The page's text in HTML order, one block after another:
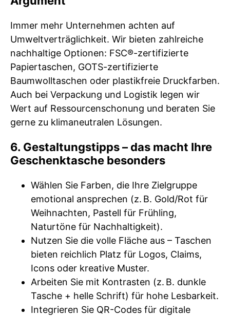
Immer mehr Unternehmen achten auf
Umweltverträglichkeit. Wir bieten zahlreiche
nachhaltige Optionen: FSC®-zertifizierte
Papiertaschen, GOTS-zertifizierte
Baumwolltaschen oder plastikfreie Druckfarben.
Auch bei Verpackung und Logistik legen wir
Wert auf Ressourcenschonung und beraten Sie
gerne zu klimaneutralen Lösungen.
6. Gestaltungstipps – das macht Ihre
Geschenktasche besonders
Wählen Sie Farben, die Ihre Zielgruppe
emotional ansprechen (z. B. Gold/Rot für
Weihnachten, Pastell für Frühling,
Naturtöne für Nachhaltigkeit).
Nutzen Sie die volle Fläche aus – Taschen
bieten reichlich Platz für Logos, Claims,
Icons oder kreative Muster.
Arbeiten Sie mit Kontrasten (z. B. dunkle
Tasche + helle Schrift) für hohe Lesbarkeit.
Integrieren Sie QR-Codes für digitale